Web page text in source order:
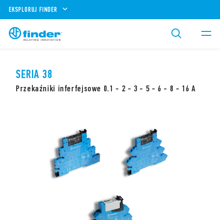
EKSPLORUJ FINDER
SERIA 38
Przekaźniki inferfejsowe 0.1 - 2 - 3 - 5 - 6 - 8 - 16 A